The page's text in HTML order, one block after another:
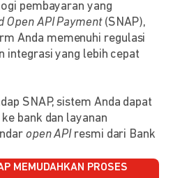
pembayaran yang
Open API Payment(SNAP),
Anda memenuhi regulasi
integrasi yang lebih cepat
SNAP, sistem Anda dapat
bank dan layanan
open APIresmi dari Bank
MEMUDAHKAN PROSES